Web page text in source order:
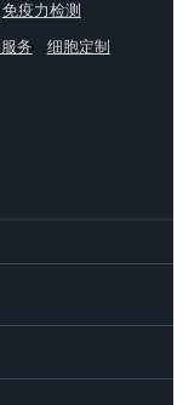
免疫力检测
务 细胞定制